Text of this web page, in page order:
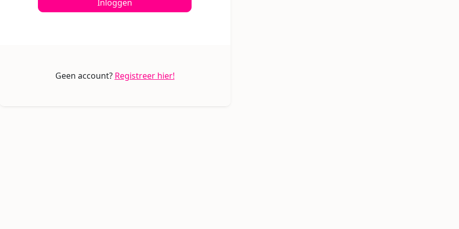
Inloggen
Geen account? Registreer hier!